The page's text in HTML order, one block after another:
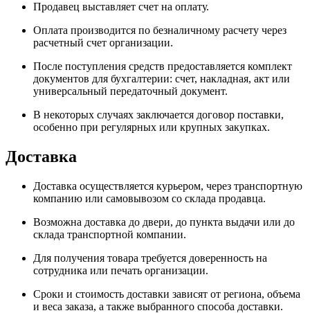
Продавец выставляет счет на оплату.
Оплата производится по безналичному расчету через
расчетный счет организации.
После поступления средств предоставляется комплект
документов для бухгалтерии: счет, накладная, акт или
универсальный передаточный документ.
В некоторых случаях заключается договор поставки,
особенно при регулярных или крупных закупках.
Доставка
Доставка осуществляется курьером, через транспортную
компанию или самовывозом со склада продавца.
Возможна доставка до двери, до пункта выдачи или до
склада транспортной компании.
Для получения товара требуется доверенность на
сотрудника или печать организации.
Сроки и стоимость доставки зависят от региона, объема
и веса заказа, а также выбранного способа доставки.